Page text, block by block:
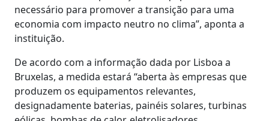
necessário para promover a transição para uma
economia com impacto neutro no clima”, aponta a
instituição.
De acordo com a informação dada por Lisboa a
Bruxelas, a medida estará “aberta às empresas que
produzem os equipamentos relevantes,
designadamente baterias, painéis solares, turbinas